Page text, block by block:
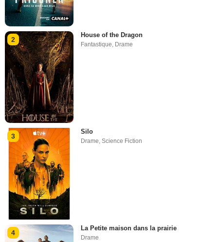
2
House of the Dragon
Fantastique, Drame
3
Silo
Drame,Science Fiction
4
La Petite maison dans la prairie
Drame